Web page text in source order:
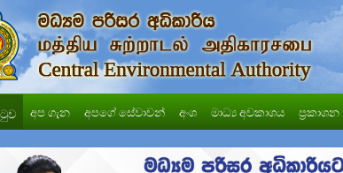
අප ගැන අපගේ සේවාවන් අංශ මාධ්‍ය අවකාශය ප්‍රකාශන